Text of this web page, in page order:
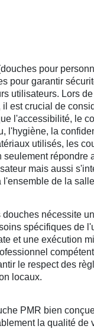
pour
pour garantir
utilisateurs. Lors
est crucial de
l'accessibilité, le
l'hygiène, la
utilisés, les
seulement répondre
mais aussi
l'ensemble de la
douches nécessite
spécifiques de
et une exécution
le respect des
locaux.
PMR bien
la qualité de